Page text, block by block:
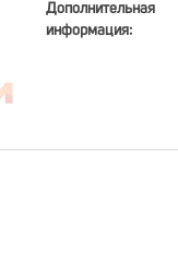
Дополнительная
информация: